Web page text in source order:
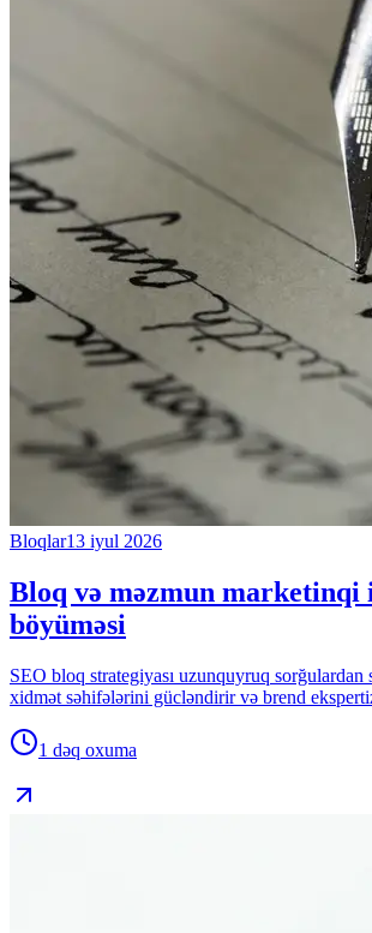
Bloqlar13 iyul 2026
Bloq və məzmun marketinqi
böyüməsi
SEO bloq strategiyası uzunquyruq
xidmət səhifələrini gücləndirir və brend
1 dəq oxuma